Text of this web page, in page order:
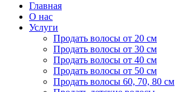
Главная
О нас
Услуги
Продать волосы от 20 см
Продать волосы от 30 см
Продать волосы от 40 см
Продать волосы от 50 см
Продать волосы 60, 70, 80 см